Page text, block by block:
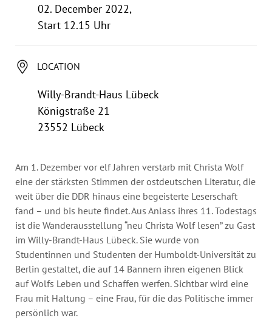
Organigram
02. December 2022,
Start 12.15 Uhr
LOCATION
Willy-Brandt-Haus Lübeck
Königstraße 21
23552 Lübeck
Am 1. Dezember vor elf Jahren verstarb mit Christa Wolf
eine der stärksten Stimmen der ostdeutschen Literatur, die
weit über die DDR hinaus eine begeisterte Leserschaft
fand – und bis heute findet. Aus Anlass ihres 11. Todestags
ist die Wanderausstellung “neu Christa Wolf lesen” zu Gast
im Willy-Brandt-Haus Lübeck. Sie wurde von
Studentinnen und Studenten der Humboldt-Universität zu
Berlin gestaltet, die auf 14 Bannern ihren eigenen Blick
auf Wolfs Leben und Schaffen werfen. Sichtbar wird eine
Frau mit Haltung – eine Frau, für die das Politische immer
persönlich war.